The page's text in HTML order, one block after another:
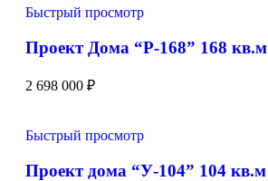
Быстрый просмотр
Проект Дома “Р-168” 168 кв.м
2 698 000 ₽
Быстрый просмотр
Проект дома “У-104” 104 кв.м